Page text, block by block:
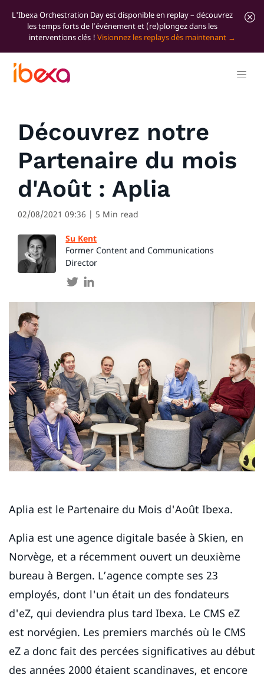
L'Ibexa Orchestration Day est disponible en replay – découvrez
les temps forts de l’événement et (re)plongez dans les
interventions clés ! Visionnez les replays dès maintenant
Tous les articles de blog
Découvrez notre
Partenaire du mois
d'Août : Aplia
02/08/2021 09:36 | 5 Min read
Su Kent
Former Content and Communications
Director
Aplia est le Partenaire du Mois d'Août Ibexa.
Aplia est une agence digitale basée à Skien, en
Norvège, et a récemment ouvert un deuxième
bureau à Bergen. L’agence compte ses 23
employés, dont l'un était un des fondateurs
d'eZ, qui deviendra plus tard Ibexa. Le CMS eZ
est norvégien. Les premiers marchés où le CMS
eZ a donc fait des percées significatives au début
des années 2000 étaient scandinaves, et encore